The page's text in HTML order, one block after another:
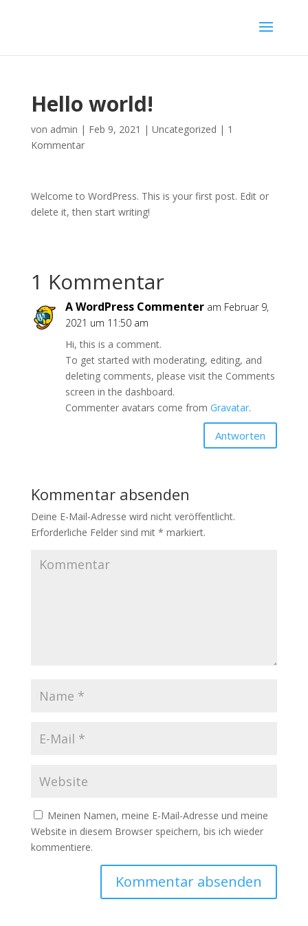
Hello world!
von admin | Feb 9, 2021 | Uncategorized | 1
Kommentar
Welcome to WordPress. This is your first post. Edit or
delete it, then start writing!
1 Kommentar
A WordPress Commenter am Februar 9,
2021 um 11:50 am
Hi, this is a comment.
To get started with moderating, editing, and
deleting comments, please visit the Comments
screen in the dashboard.
Commenter avatars come from Gravatar.
Antworten
Kommentar absenden
Deine E-Mail-Adresse wird nicht veröffentlicht.
Erforderliche Felder sind mit * markiert.
Meinen Namen, meine E-Mail-Adresse und meine
Website in diesem Browser speichern, bis ich wieder
kommentiere.